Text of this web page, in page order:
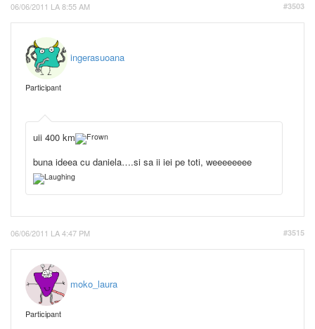
06/06/2011 LA 8:55 AM #3503
ingerasuoana
Participant
uii 400 km
buna ideea cu daniela….si sa ii iei pe toti, weeeeeeee
06/06/2011 LA 4:47 PM #3515
moko_laura
Participant